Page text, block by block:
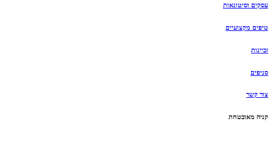
עסקים וסיטונאות
טיפים מקצועיים
זכיינות
סניפים
צור קשר
קניה מאובטחת